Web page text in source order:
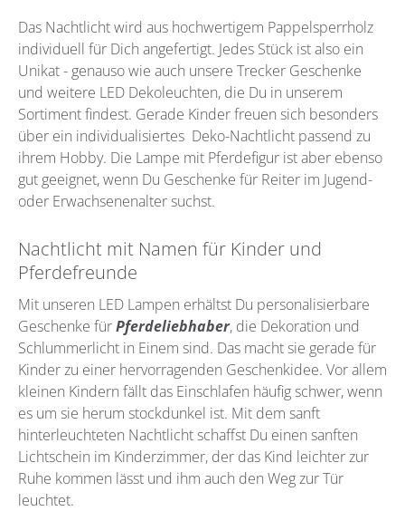
Das Nachtlicht wird aus hochwertigem Pappelsperrholz
individuell für Dich angefertigt. Jedes Stück ist also ein
Unikat - genauso wie auch unsere Trecker Geschenke
und weitere LED Dekoleuchten, die Du in unserem
Sortiment findest. Gerade Kinder freuen sich besonders
über ein individualisiertes Deko-Nachtlicht passend zu
ihrem Hobby. Die Lampe mit Pferdefigur ist aber ebenso
gut geeignet, wenn Du Geschenke für Reiter im Jugend-
oder Erwachsenenalter suchst.
Nachtlicht mit Namen für Kinder und
Pferdefreunde
Mit unseren LED Lampen erhältst Du personalisierbare
Geschenke fürPferdeliebhaber, die Dekoration und
Schlummerlicht in Einem sind. Das macht sie gerade für
Kinder zu einer hervorragenden Geschenkidee. Vor allem
kleinen Kindern fällt das Einschlafen häufig schwer, wenn
es um sie herum stockdunkel ist. Mit dem sanft
hinterleuchteten Nachtlicht schaffst Du einen sanften
Lichtschein im Kinderzimmer, der das Kind leichter zur
Ruhe kommen lässt und ihm auch den Weg zur Tür
leuchtet.